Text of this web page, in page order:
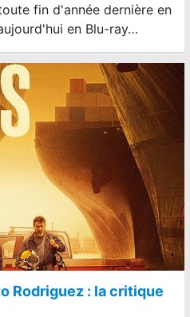
fin d'année dernière en
en Blu-ray…
Rodriguez : la critique